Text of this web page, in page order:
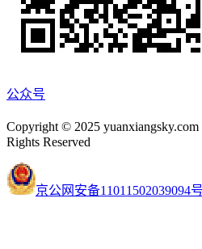
公众号
Copyright © 2025
Rights Reserved
京公网安备11011502039094号